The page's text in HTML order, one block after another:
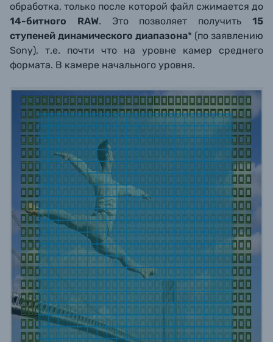
обработка, только после которой файл сжимается до
14-битного RAW. Это позволяет получить15
ступеней динамического диапазона* (по заявлению
Sony), т.е. почти что на уровне камер среднего
формата. В камере начального уровня.